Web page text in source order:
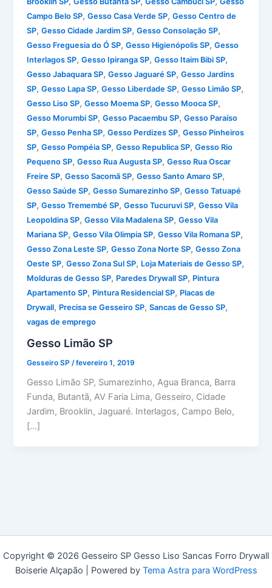
Campo Belo SP,Gesso Casa Verde SP,Gesso Centro de
SP,Gesso Cidade Jardim SP,Gesso Consolação SP,
Gesso Freguesia do Ó SP,Gesso Higienópolis SP,Gesso
Interlagos SP,Gesso Ipiranga SP,Gesso Itaim Bibi SP,
Gesso Jabaquara SP,Gesso Jaguaré SP,Gesso Jardins
SP,Gesso Lapa SP,Gesso Liberdade SP,Gesso Limão SP,
Gesso Liso SP,Gesso Moema SP,Gesso Mooca SP,
Gesso Morumbi SP,Gesso Pacaembu SP,Gesso Paraíso
SP,Gesso Penha SP,Gesso Perdizes SP,Gesso Pinheiros
SP,Gesso Pompéia SP,Gesso Republica SP,Gesso Rio
Pequeno SP,Gesso Rua Augusta SP,Gesso Rua Oscar
Freire SP,Gesso Sacomã SP,Gesso Santo Amaro SP,
Gesso Saúde SP,Gesso Sumarezinho SP,Gesso Tatuapé
SP,Gesso Tremembé SP,Gesso Tucuruvi SP,Gesso Vila
Leopoldina SP,Gesso Vila Madalena SP,Gesso Vila
Mariana SP,Gesso Vila Olimpia SP,Gesso Vila Romana SP,
Gesso Zona Leste SP,Gesso Zona Norte SP,Gesso Zona
Oeste SP,Gesso Zona Sul SP, Loja Materiais de Gesso SP,
Molduras de Gesso SP, Paredes Drywall SP, Pintura
Apartamento SP, Pintura Residencial SP, Placas de
Drywall, Precisa se Gesseiro SP,Sancas de Gesso SP,
vagas de emprego
Gesso Limão SP
Gesseiro SP /fevereiro 1, 2019
Gesso Limão SP, Sumarezinho, Agua Branca, Barra
Funda, Butantã, AV Faria Lima, Gesseiro, Cidade
Jardim, Brooklin, Jaguaré. Interlagos, Campo Belo,
[…]
Copyright © 2026 Gesseiro SP Gesso Liso Sancas Forro Drywall
Boiserie Alçapão | Powered by Tema Astra para WordPress